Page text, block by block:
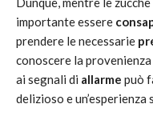
importante essere
prendere le necessarie
conoscere la
ai segnali di allarme può
delizioso e un’esperienza